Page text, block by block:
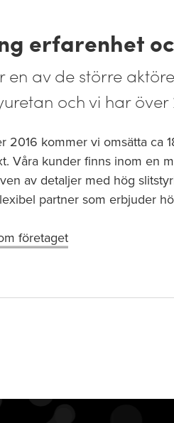
erfarenhet
en av de större
och vi har
2016 kommer vi omsätta ca
Våra kunder finns inom en
av detaljer med hög
partner som erbjuder
företaget